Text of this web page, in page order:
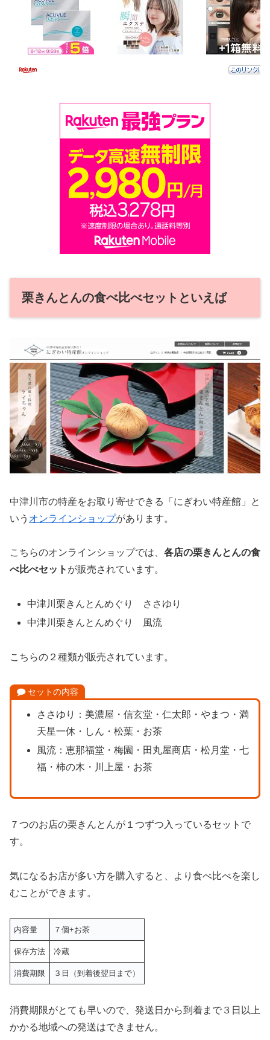
栗きんとんの食べ比べセットといえば
中津川市の特産をお取り寄せできる「にぎわい特産館」と
いう オンラインショップがあります。
こちらのオンラインショップでは、 各店の栗きんとんの食
べ比べセット が販売されています。
中津川栗きんとんめぐり ささゆり
中津川栗きんとんめぐり 風流
こちらの２種類が販売されています。
セットの内容
ささゆり：美濃屋・信玄堂・仁太郎・やまつ・満
天星一休・しん・松葉・お茶
風流：恵那福堂・梅園・田丸屋商店・松月堂・七
福・柿の木・川上屋・お茶
７つのお店の栗きんとんが１つずつ入っているセットで
す。
気になるお店が多い方を購入すると、より食べ比べを楽し
むことができます。
内容量 ７個+お茶
保存方法 冷蔵
消費期限 ３日（到着後翌日まで）
消費期限がとても早いので、発送日から到着まで３日以上
かかる地域への発送はできません。